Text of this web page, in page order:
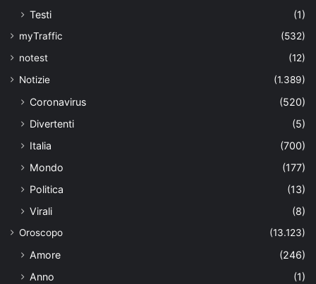
Testi
(1)
myTraffic
(532)
notest
(12)
Notizie
(1.389)
Coronavirus
(520)
Divertenti
(5)
Italia
(700)
Mondo
(177)
Politica
(13)
Virali
(8)
Oroscopo (13.123)
Amore
(246)
Anno
(1)